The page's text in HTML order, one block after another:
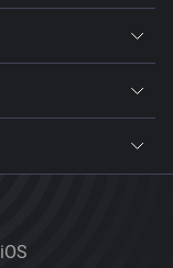
iOS